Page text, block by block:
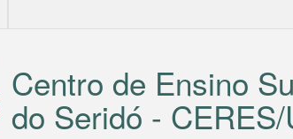
Centro de Ensino
do Seridó -